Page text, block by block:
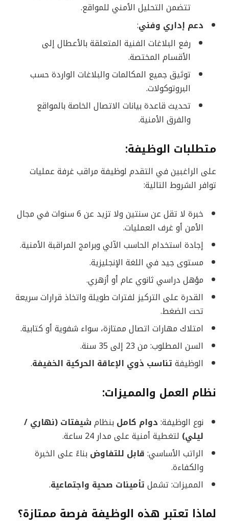
تتضمن التحليل الأمني للمواقع.
دعم إداري وفني:
رفع البلاغات الفنية المتعلقة بالأعطال إلى
الأقسام المختصة.
توثيق جميع المكالمات والبلاغات الواردة حسب
البروتوكولات.
تحديث قاعدة بيانات الاتصال الخاصة بالمواقع
والفرق الأمنية.
متطلبات الوظيفة:
على الراغبين في التقدم لوظيفة مراقب غرفة عمليات
توافر الشروط التالية:
خبرة لا تقل عن سنتين ولا تزيد عن 6 سنوات في مجال
الأمن أو غرف العمليات.
إجادة استخدام الحاسب الآلي وبرامج المراقبة الأمنية.
مستوى جيد في اللغة الإنجليزية.
مؤهل دراسي ثانوي عام أو أزهري.
القدرة على التركيز لفترات طويلة واتخاذ قرارات سريعة
تحت الضغط.
امتلاك مهارات اتصال ممتازة، سواء شفوية أو كتابية.
السن المطلوب: من 23 إلى 35 سنة.
الوظيفة تناسب ذوي الإعاقة الحركية الخفيفة.
نظام العمل والمميزات:
نوع الوظيفة: دوام كامل بنظام شيفتات (نهاري /
ليلي) لتغطية أمنية على مدار 24 ساعة.
الراتب الأساسي: قابل للتفاوض بناءً على الخبرة
والكفاءة.
المميزات: تشمل تأمينات صحية واجتماعية.
لماذا تعتبر هذه الوظيفة فرصة ممتازة؟